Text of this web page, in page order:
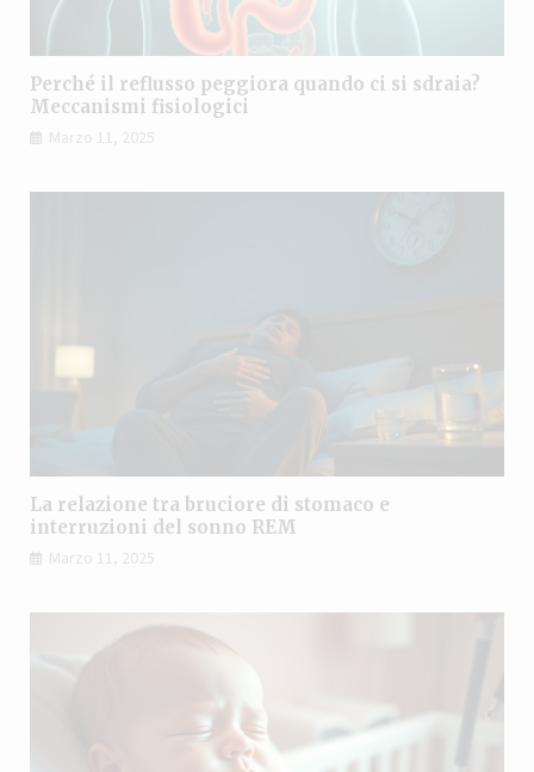
Perché il reflusso peggiora quando ci si sdraia?
Meccanismi fisiologici
Marzo 11, 2025
La relazione tra bruciore di stomaco e
interruzioni del sonno REM
Marzo 11, 2025